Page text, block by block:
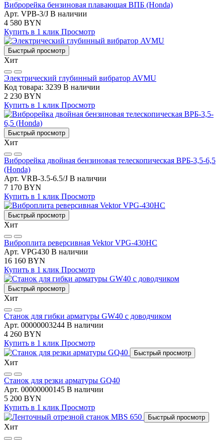
Виброрейка бензиновая плавающая ВПБ (Honda)
Арт. VPB-3/J В наличии
4 580 BYN
Купить в 1 клик Просмотр
Быстрый просмотр
Хит
Электрический глубинный вибратор AVMU
Код товара: 3239 В наличии
2 230 BYN
Купить в 1 клик Просмотр
Быстрый просмотр
Хит
Виброрейка двойная бензиновая телескопическая ВРБ-3,5-6,5
(Honda)
Арт. VRB-3.5-6.5/J В наличии
7 170 BYN
Купить в 1 клик Просмотр
Быстрый просмотр
Хит
Виброплита реверсивная Vektor VPG-430HC
Арт. VPG430 В наличии
16 160 BYN
Купить в 1 клик Просмотр
Быстрый просмотр
Хит
Станок для гибки арматуры GW40 с доводчиком
Арт. 00000003244 В наличии
4 260 BYN
Купить в 1 клик Просмотр
Быстрый просмотр
Хит
Станок для резки арматуры GQ40
Арт. 00000000145 В наличии
5 200 BYN
Купить в 1 клик Просмотр
Быстрый просмотр
Хит